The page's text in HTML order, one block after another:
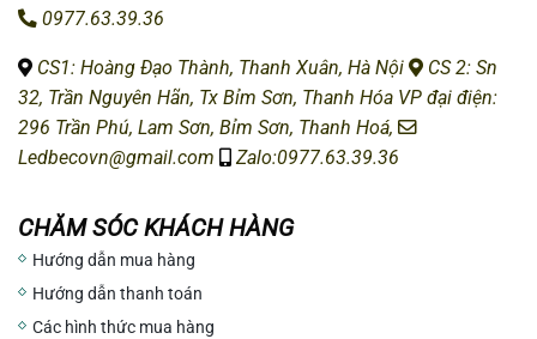
0977.63.39.36
CS1: Hoàng Đạo Thành, Thanh Xuân, Hà Nội
CS 2: Sn
32, Trần Nguyên Hãn, Tx Bỉm Sơn, Thanh Hóa VP đại điện:
296 Trần Phú, Lam Sơn, Bỉm Sơn, Thanh Hoá,
Ledbecovn@gmail.com
Zalo:0977.63.39.36
CHĂM SÓC KHÁCH HÀNG
Hướng dẫn mua hàng
Hướng dẫn thanh toán
Các hình thức mua hàng